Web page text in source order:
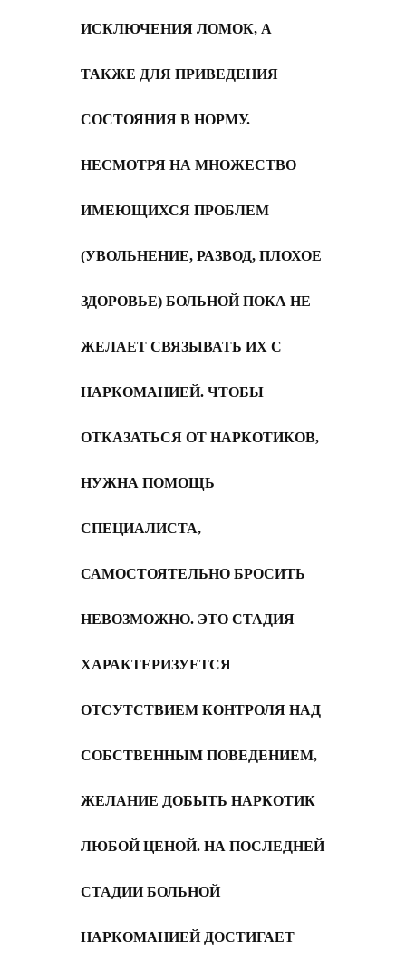
ИСКЛЮЧЕНИЯ ЛОМОК, А
ТАКЖЕ ДЛЯ ПРИВЕДЕНИЯ
СОСТОЯНИЯ В НОРМУ.
НЕСМОТРЯ НА МНОЖЕСТВО
ИМЕЮЩИХСЯ ПРОБЛЕМ
(УВОЛЬНЕНИЕ, РАЗВОД, ПЛОХОЕ
ЗДОРОВЬЕ) БОЛЬНОЙ ПОКА НЕ
ЖЕЛАЕТ СВЯЗЫВАТЬ ИХ С
НАРКОМАНИЕЙ. ЧТОБЫ
ОТКАЗАТЬСЯ ОТ НАРКОТИКОВ,
НУЖНА ПОМОЩЬ
СПЕЦИАЛИСТА,
САМОСТОЯТЕЛЬНО БРОСИТЬ
НЕВОЗМОЖНО. ЭТО СТАДИЯ
ХАРАКТЕРИЗУЕТСЯ
ОТСУТСТВИЕМ КОНТРОЛЯ НАД
СОБСТВЕННЫМ ПОВЕДЕНИЕМ,
ЖЕЛАНИЕ ДОБЫТЬ НАРКОТИК
ЛЮБОЙ ЦЕНОЙ. НА ПОСЛЕДНЕЙ
СТАДИИ БОЛЬНОЙ
НАРКОМАНИЕЙ ДОСТИГАЕТ